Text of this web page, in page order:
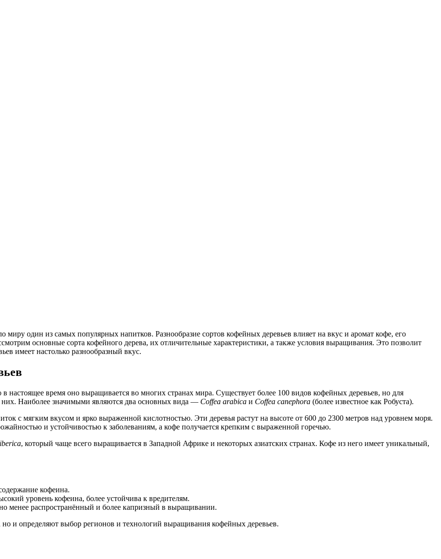
миру один из самых популярных напитков. Разнообразие сортов кофейных деревьев влияет на вкус и аромат кофе, его
основные сорта кофейного дерева, их отличительные характеристики, а также условия выращивания. Это позволит
имеет настолько разнообразный вкус.
время оно выращивается во многих странах мира. Существует более 100 видов кофейных деревьев, но для
них. Наиболее значимыми являются два основных вида — Coffea arabica и Coffea canephora (более известное как Робуста).
с мягким вкусом и ярко выраженной кислотностью. Эти деревья растут на высоте от 600 до 2300 метров над уровнем моря.
и устойчивостью к заболеваниям, а кофе получается крепким с выраженной горечью.
, который чаще всего выращивается в Западной Африке и некоторых азиатских странах. Кофе из него имеет уникальный,
кофеина.
уровень кофеина, более устойчива к вредителям.
менее распространённый и более капризный в выращивании.
и определяют выбор регионов и технологий выращивания кофейных деревьев.